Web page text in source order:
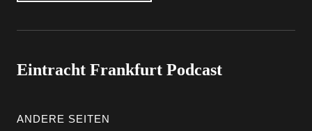
Eintracht Frankfurt Podcast
ANDERE SEITEN